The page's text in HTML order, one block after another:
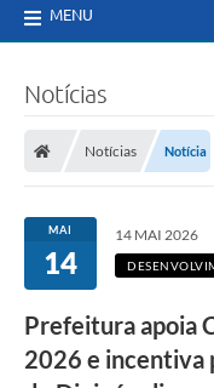
MENU
Notícias
Notícias Notícia
MAI
14
14 MAI 2026
Prefeitura apoia
2026 e incentiva